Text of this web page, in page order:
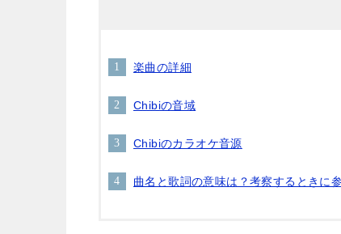
楽曲の詳細
Chibiの音域
Chibiのカラオケ音源
曲名と歌詞の意味は？考察するときに